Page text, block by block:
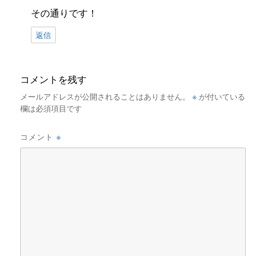
その通りです！
返信
コメントを残す
メールアドレスが公開されることはありません。 ※ が付いている
欄は必須項目です
コメント※